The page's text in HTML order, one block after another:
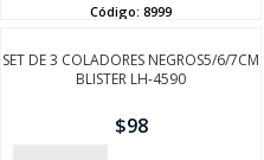
Código: 8999
SET DE 3 COLADORES NEGROS5/6/7CM
BLISTER LH-4590
$98